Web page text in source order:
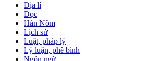
Địa lí
Đọc
Hán Nôm
Lịch sử
Luật, pháp lý
Lý luận, phê bình
Ngôn ngữ